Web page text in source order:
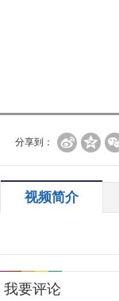
分享到：
视频简介